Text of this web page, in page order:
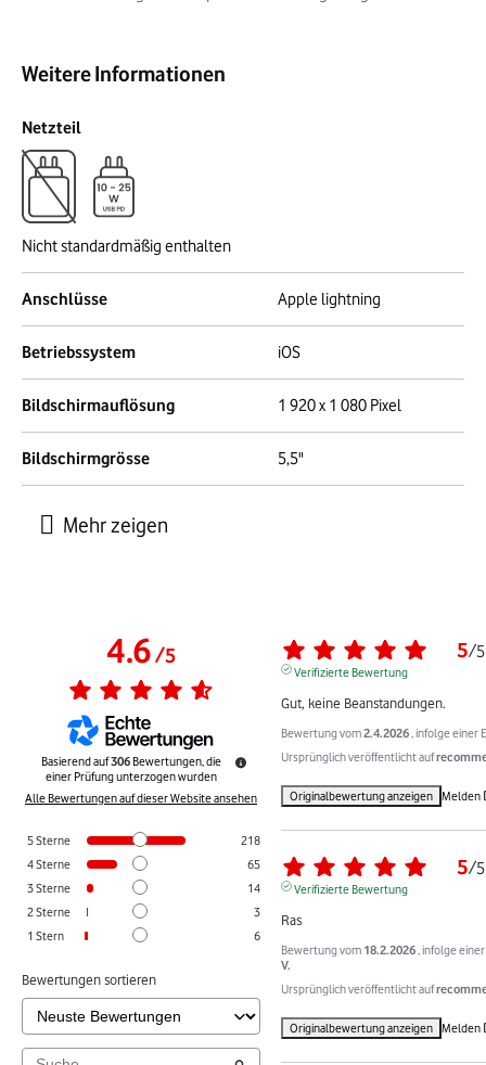
Weitere Informationen
Netzteil
Nicht standardmäßig enthalten
Anschlüsse Apple lightning
Betriebssystem iOS
Bildschirmauflösung 1 920 x 1 080 Pixel
Bildschirmgrösse 5,5"
4.6/5
Basierend auf306 Bewertungen, die
einer Prüfung unterzogen wurden
Alle Bewertungen auf dieser Website ansehen
5Sterne
218
4Sterne
65
3Sterne
14
2Sterne
3
1 Stern 6
Bewertungen sortieren
5/5
Verifizierte Bewertung
Gut, keine Beanstandungen.
Bewertung vom2.4.2026 , infolge einer
Ursprünglich veröffentlicht auf
Originalbewertung anzeigen Melden
5/5
Verifizierte Bewertung
Ras
Bewertung vom 18.2.2026 , infolge
V.
Ursprünglich veröffentlicht auf
Originalbewertung anzeigen Melden